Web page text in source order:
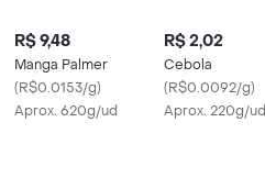
R$ 9,48
Manga Palmer
(R$0.0153/g)
Aprox. 620g/ud
R$ 2,02
Cebola
(R$0.0092/g)
Aprox. 220g/ud